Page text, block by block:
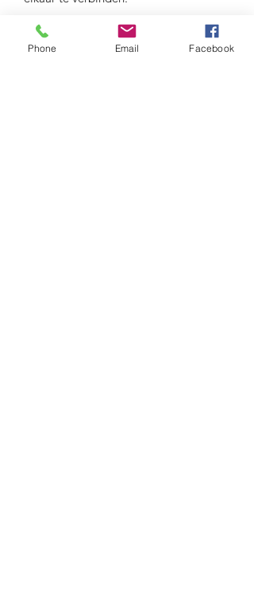
Augustus : De KLAPROOS
symboliseert verbeelding en toost.
Phone Email Facebook